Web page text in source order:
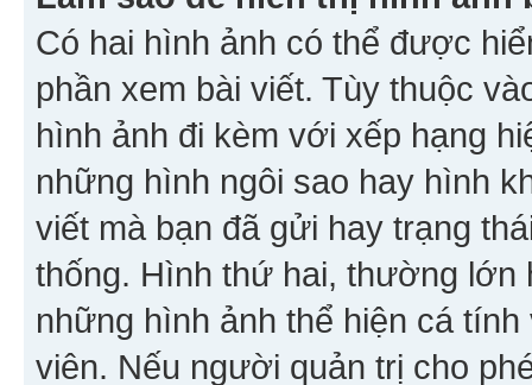
Có hai hình ảnh có thể được
phần xem bài viết. Tùy thuộc
hình ảnh đi kèm với xếp hạng
những hình ngôi sao hay hình
viết mà bạn đã gửi hay trạng
thống. Hình thứ hai, thường
những hình ảnh thể hiện cá
viên. Nếu người quản trị cho